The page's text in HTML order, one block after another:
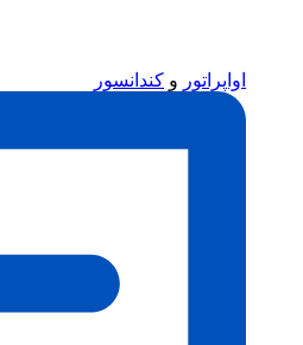
اواپراتور و کندانسور